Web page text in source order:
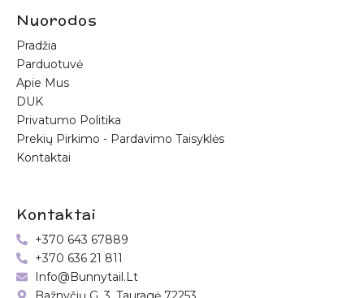
Nuorodos
Pradžia
Parduotuvė
Apie Mus
DUK
Privatumo Politika
Prekių Pirkimo - Pardavimo Taisyklės
Kontaktai
Kontaktai
+370 643 67889
+370 636 21 811
Info@bunnytail.lt